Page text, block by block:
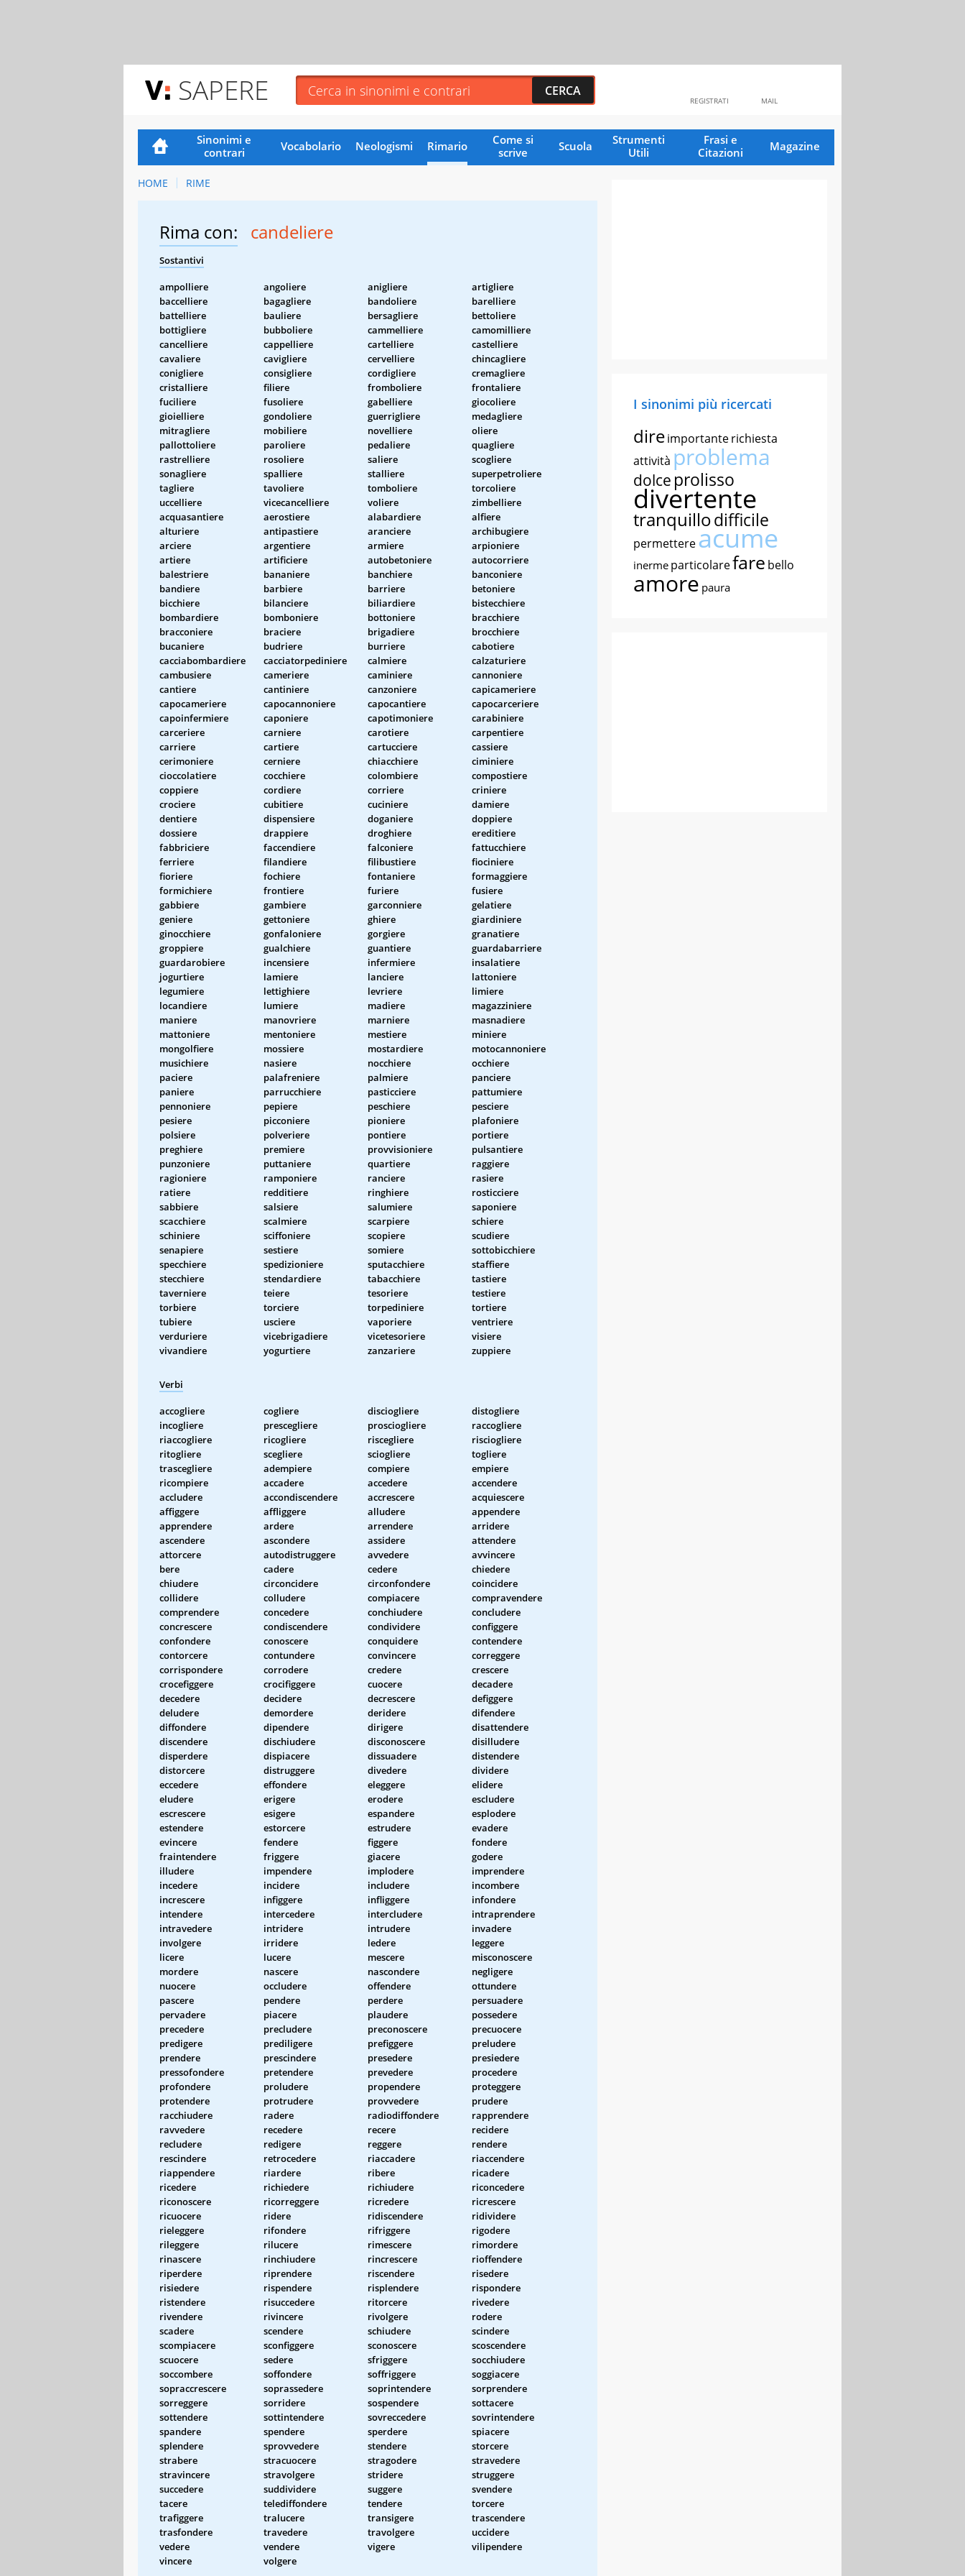
SAPERE MAIL
REGISTRATI
Sinonimi e
contrari
Vocabolario Neologismi Rimario
Come si
scrive
Scuola
Strumenti
Utili
Frasi e
Citazioni
Magazine
HOME RIME
Rima con: candeliere
Sostantivi
ampolliere angoliere anigliere
artigliere
baccelliere
bagagliere bandoliere
barelliere
battelliere
bauliere bersagliere
bettoliere
bottigliere
bubboliere cammelliere
camomilliere
cancelliere
cappelliere cartelliere
castelliere
cavaliere
cavigliere cervelliere
chincagliere
conigliere
consigliere cordigliere
cremagliere
cristalliere
filiere fromboliere
frontaliere
fuciliere
fusoliere gabelliere
giocoliere
gioielliere
gondoliere guerrigliere
medagliere
mitragliere
mobiliere novelliere
oliere
pallottoliere
paroliere pedaliere
quagliere
rastrelliere
rosoliere saliere
scogliere
sonagliere
spalliere stalliere
superpetroliere
tagliere
tavoliere tomboliere
torcoliere
uccelliere
vicecancelliere voliere
zimbelliere
acquasantiere
aerostiere alabardiere
alfiere
alturiere
antipastiere aranciere
archibugiere
arciere
argentiere armiere
arpioniere
artiere
artificiere autobetoniere
autocorriere
balestriere
bananiere banchiere
banconiere
bandiere
barbiere barriere
betoniere
bicchiere
bilanciere biliardiere
bistecchiere
bombardiere
bomboniere bottoniere
bracchiere
bracconiere
braciere brigadiere
brocchiere
bucaniere
budriere burriere
cabotiere
cacciabombardiere
cacciatorpediniere calmiere
calzaturiere
cambusiere
cameriere caminiere
cannoniere
cantiere
cantiniere canzoniere
capicameriere
capocameriere
capocannoniere capocantiere
capocarceriere
capoinfermiere
caponiere capotimoniere
carabiniere
carceriere
carniere carotiere
carpentiere
carriere
cartiere cartucciere
cassiere
cerimoniere
cerniere chiacchiere
ciminiere
cioccolatiere
cocchiere colombiere
compostiere
coppiere
cordiere corriere
criniere
crociere
cubitiere cuciniere
damiere
dentiere
dispensiere doganiere
doppiere
dossiere
drappiere droghiere
ereditiere
fabbriciere
faccendiere falconiere
fattucchiere
ferriere
filandiere filibustiere
fiociniere
fioriere
fochiere fontaniere
formaggiere
formichiere
frontiere furiere
fusiere
gabbiere
gambiere garconniere
gelatiere
geniere
gettoniere ghiere
giardiniere
ginocchiere
gonfaloniere gorgiere
granatiere
groppiere
gualchiere guantiere
guardabarriere
guardarobiere
incensiere infermiere
insalatiere
jogurtiere
lamiere lanciere
lattoniere
legumiere
lettighiere levriere
limiere
locandiere
lumiere madiere
magazziniere
maniere
manovriere marniere
masnadiere
mattoniere
mentoniere mestiere
miniere
mongolfiere
mossiere mostardiere
motocannoniere
musichiere
nasiere nocchiere
occhiere
paciere
palafreniere palmiere
panciere
paniere
parrucchiere pasticciere
pattumiere
pennoniere
pepiere peschiere
pesciere
pesiere
picconiere pioniere
plafoniere
polsiere
polveriere pontiere
portiere
preghiere
premiere provvisioniere
pulsantiere
punzoniere
puttaniere quartiere
raggiere
ragioniere
ramponiere ranciere
rasiere
ratiere
redditiere ringhiere
rosticciere
sabbiere
salsiere salumiere
saponiere
scacchiere
scalmiere scarpiere
schiere
schiniere
sciffoniere scopiere
scudiere
senapiere
sestiere somiere
sottobicchiere
specchiere
spedizioniere sputacchiere
staffiere
stecchiere
stendardiere tabacchiere
tastiere
taverniere
teiere tesoriere
testiere
torbiere
torciere torpediniere
tortiere
tubiere
usciere vaporiere
ventriere
verduriere
vicebrigadiere vicetesoriere
visiere
vivandiere
yogurtiere zanzariere zuppiere
Verbi
accogliere cogliere disciogliere
distogliere
incogliere
prescegliere prosciogliere
raccogliere
riaccogliere
ricogliere riscegliere
risciogliere
ritogliere
scegliere sciogliere
togliere
trascegliere
adempiere compiere
empiere
ricompiere
accadere accedere
accendere
accludere
accondiscendere accrescere
acquiescere
affiggere
affliggere alludere
appendere
apprendere
ardere arrendere
arridere
ascendere
ascondere assidere
attendere
attorcere
autodistruggere avvedere
avvincere
bere
cadere cedere
chiedere
chiudere
circoncidere circonfondere
coincidere
collidere
colludere compiacere
compravendere
comprendere
concedere conchiudere
concludere
concrescere
condiscendere condividere
configgere
confondere
conoscere conquidere
contendere
contorcere
contundere convincere
correggere
corrispondere
corrodere credere
crescere
crocefiggere
crocifiggere cuocere
decadere
decedere
decidere decrescere
defiggere
deludere
demordere deridere
difendere
diffondere
dipendere dirigere
disattendere
discendere
dischiudere disconoscere
disilludere
disperdere
dispiacere dissuadere
distendere
distorcere
distruggere divedere
dividere
eccedere
effondere eleggere
elidere
eludere
erigere erodere
escludere
escrescere
esigere espandere
esplodere
estendere
estorcere estrudere
evadere
evincere
fendere figgere
fondere
fraintendere
friggere giacere
godere
illudere
impendere implodere
imprendere
incedere
incidere includere
incombere
increscere
infiggere infliggere
infondere
intendere
intercedere intercludere
intraprendere
intravedere
intridere intrudere
invadere
involgere
irridere ledere
leggere
licere
lucere mescere
misconoscere
mordere
nascere nascondere
negligere
nuocere
occludere offendere
ottundere
pascere
pendere perdere
persuadere
pervadere
piacere plaudere
possedere
precedere
precludere preconoscere
precuocere
predigere
prediligere prefiggere
preludere
prendere
prescindere presedere
presiedere
pressofondere
pretendere prevedere
procedere
profondere
proludere propendere
proteggere
protendere
protrudere provvedere
prudere
racchiudere
radere radiodiffondere
rapprendere
ravvedere
recedere recere
recidere
recludere
redigere reggere
rendere
rescindere
retrocedere riaccadere
riaccendere
riappendere
riardere ribere
ricadere
ricedere
richiedere richiudere
riconcedere
riconoscere
ricorreggere ricredere
ricrescere
ricuocere
ridere ridiscendere
ridividere
rieleggere
rifondere rifriggere
rigodere
rileggere
rilucere rimescere
rimordere
rinascere
rinchiudere rincrescere
rioffendere
riperdere
riprendere riscendere
risedere
risiedere
rispendere risplendere
rispondere
ristendere
risuccedere ritorcere
rivedere
rivendere
rivincere rivolgere
rodere
scadere
scendere schiudere
scindere
scompiacere
sconfiggere sconoscere
scoscendere
scuocere
sedere sfriggere
socchiudere
soccombere
soffondere soffriggere
soggiacere
sopraccrescere
soprassedere soprintendere
sorprendere
sorreggere
sorridere sospendere
sottacere
sottendere
sottintendere sovreccedere
sovrintendere
spandere
spendere sperdere
spiacere
splendere
sprovvedere stendere
storcere
strabere
stracuocere stragodere
stravedere
stravincere
stravolgere stridere
struggere
succedere
suddividere suggere
svendere
tacere
telediffondere tendere
torcere
trafiggere
tralucere transigere
trascendere
trasfondere
travedere travolgere
uccidere
vedere
vendere vigere
vilipendere
vincere
volgere
I sinonimi più ricercati
direimportanterichiesta
attività problema
dolce prolisso
divertente
tranquillodifficile
permettereacume
inerme particolarefare bello
amore paura